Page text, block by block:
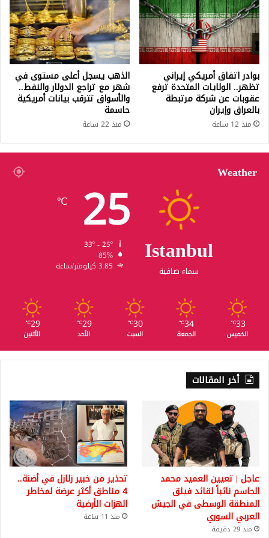
ى
ف
ي
إ
ز
م
ي
ر
ع
ل
ن
ت
س
ي
ط
ر
ة
ا
ل
ن
ج
ة
.
.
ف
ض
ي
بوادر اتفاق أمريكي إيراني
تظهر.. الولايات المتحدة ترفع
عقوبات عن شركة مرتبطة
بالعراق وإيران
منذ 12 ساعة
الذهب يسجل أعلى مستوى في
شهر مع تراجع الدولار والنفط..
والأسواق تترقب بيانات أمريكية
حاسمة
منذ 22 ساعة
Weather
Istanbul
سماء صافية
25
℃
85%
3.85 كيلومتر/ساعة
33
℃
الخميس
34
℃
الجمعة
30
℃
السبت
29
℃
الأحد
29
℃
الأثنين
أخر المقالات
عاجل | تعيين العميد محمد
الجاسم نائباً لقائد فيلق
المنطقة الوسطى في الجيش
العربي السوري
منذ 29 دقيقة
تحذير من خبير زلازل في أضنة..
4 مناطق أكثر عرضة لمخاطر
الهزات الأرضية
منذ 11 ساعة